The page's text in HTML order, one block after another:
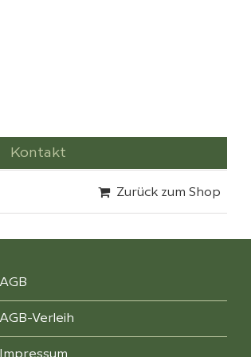
Kontakt
Zurück zum Shop
AGB
AGB-Verleih
Impressum